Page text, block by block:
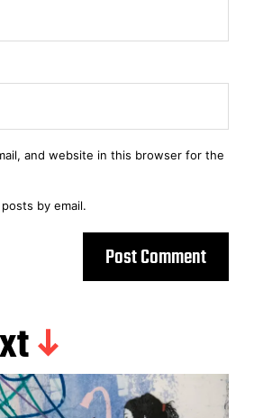
and website in this browser for the
by email.